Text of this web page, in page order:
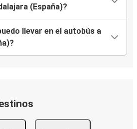
(España)?
llevar en el autobús a